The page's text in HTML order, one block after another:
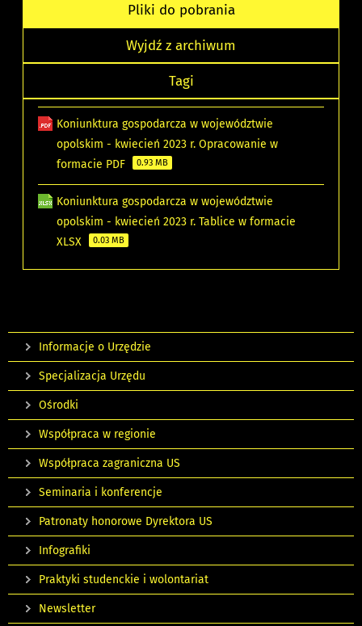
Pliki do pobrania
Wyjdź z archiwum
Tagi
Koniunktura gospodarcza w województwie
opolskim - kwiecień 2023 r. Opracowanie w
formacie PDF
0.93 MB
Koniunktura gospodarcza w województwie
opolskim - kwiecień 2023 r. Tablice w formacie
XLSX
0.03 MB
Informacje o Urzędzie
Specjalizacja Urzędu
Ośrodki
Współpraca w regionie
Współpraca zagraniczna US
Seminaria i konferencje
Patronaty honorowe Dyrektora US
Infografiki
Praktyki studenckie i wolontariat
Newsletter